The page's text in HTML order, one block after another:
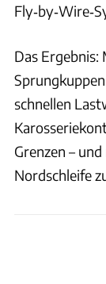
Das Ergebnis:
schnellen
Grenzen –
Nordschleife